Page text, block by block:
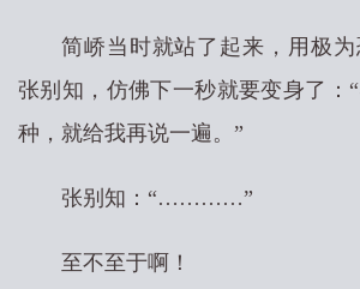
简峤当时就站了起来，用极
张别知，仿佛下一秒就要变身了：
种，就给我再说一遍。”
张别知：“…………”
至不至于啊！